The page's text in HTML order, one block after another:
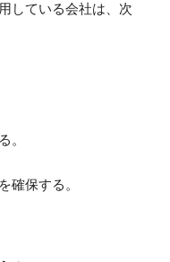
している会社は、次
。
確保する。